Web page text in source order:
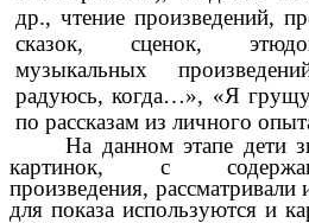
др., чтение произведений,
сказок, сценок,
музыкальных
радуюсь, когда…», «Я
по рассказам из личного
На данном этапе дети
картинок, с
произведения, рассматривали
для показа используются и